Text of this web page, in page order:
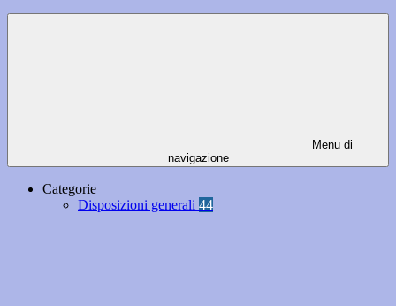
Menu di
navigazione
Categorie
Disposizioni generali 44